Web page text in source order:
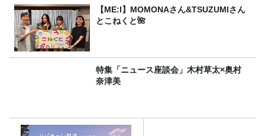
【ME:I】MOMONAさん&TSUZUMIさん
とこねくと🌺
特集「ニュース座談会」木村草太×奥村
奈津美